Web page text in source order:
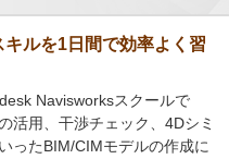
ルを1日間で効率よく習
Navisworksスクールで
活用、干渉チェック、4Dシミ
ったBIM/CIMモデルの作成に